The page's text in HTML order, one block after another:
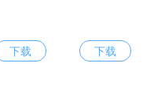
下载 下载